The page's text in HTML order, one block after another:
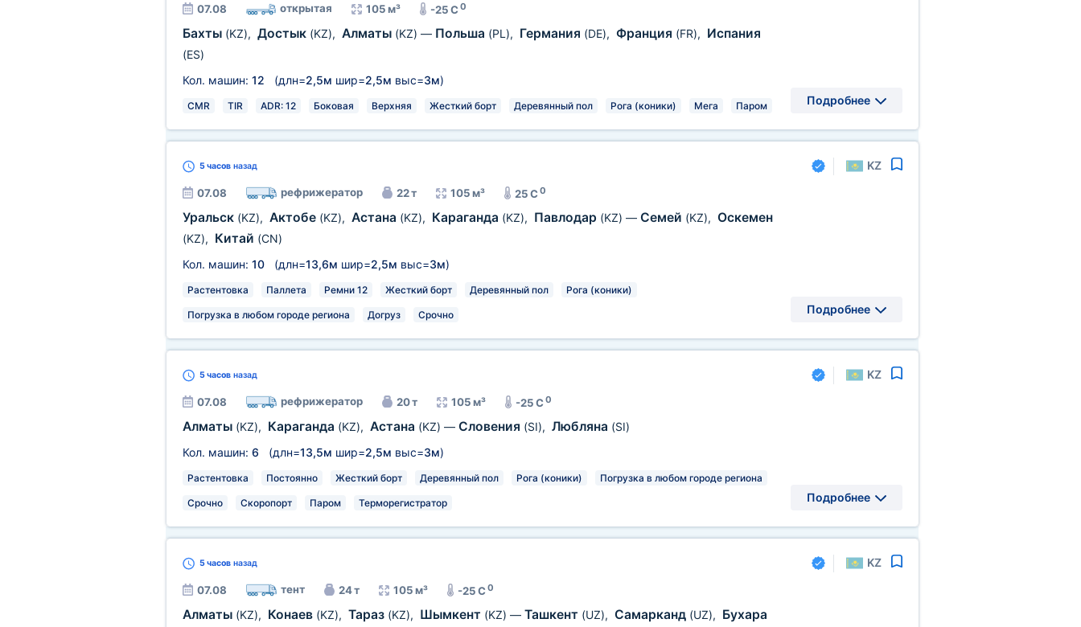
07.08 открытая 105 м³ -25 C0
Бахты (KZ), Достык (KZ), Алматы (KZ) — Польша (PL), Германия (DE), Франция (FR), Испания
(ES)
Кол. машин: 12 (длн=2,5м шир=2,5м выс=3м)
CMR TIR ADR: 12 Боковая Верхняя Жесткий борт Деревянный пол Рога (коники) Мега Паром Подробнее
5 часовназад KZ
07.08 рефрижератор 22 т 105 м³ 25 C0
Уральск (KZ), Актобе (KZ), Астана (KZ), Караганда (KZ), Павлодар (KZ) — Семей (KZ), Оскемен
(KZ), Китай (CN)
Кол. машин: 10(длн=13,6м шир=2,5м выс=3м)
Растентовка Паллета Ремни 12 Жесткий борт Деревянный пол Рога (коники)
Погрузка в любом городе региона Догруз Срочно Подробнее
5 часовназад KZ
07.08 рефрижератор 20 т 105 м³ -25 C0
Алматы (KZ), Караганда (KZ), Астана (KZ) — Словения (SI), Любляна (SI)
Кол. машин: 6 (длн=13,5м шир=2,5м выс=3м)
Растентовка Постоянно Жесткий борт Деревянный пол Рога (коники) Погрузка в любом городе региона
Срочно Скоропорт Паром Терморегистратор Подробнее
5 часовназад KZ
07.08 тент 24 т 105 м³ -25 C0
Алматы (KZ), Конаев (KZ), Тараз (KZ), Шымкент (KZ) — Ташкент (UZ), Самарканд (UZ), Бухара